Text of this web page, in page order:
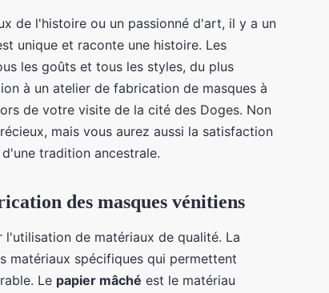
de l'histoire ou un passionné d'art, il y a un
unique et raconte une histoire. Les
les goûts et tous les styles, du plus
à un atelier de fabrication de masques à
de votre visite de la cité des Doges. Non
mais vous aurez aussi la satisfaction
tradition ancestrale.
des masques vénitiens
l'utilisation de matériaux de qualité. La
matériaux spécifiques qui permettent
Le papier mâché est le matériau